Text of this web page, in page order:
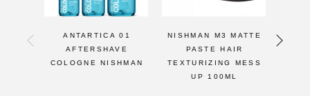
ANTARTICA 01
AFTERSHAVE
COLOGNE NISHMAN
NISHMAN M3 MATTE
PASTE HAIR
TEXTURIZING MESS
UP 100ML